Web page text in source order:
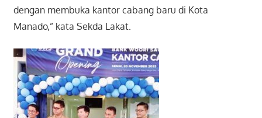
dengan membuka kantor cabang baru di Kota
Manado,” kata Sekda Lakat.